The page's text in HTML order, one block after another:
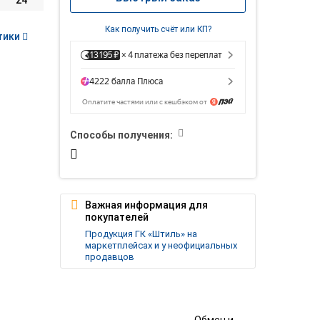
Как получить счёт или КП?
Способы получения:
Важная информация для
покупателей
Продукция ГК «Штиль» на
маркетплейсах и у неофициальных
продавцов